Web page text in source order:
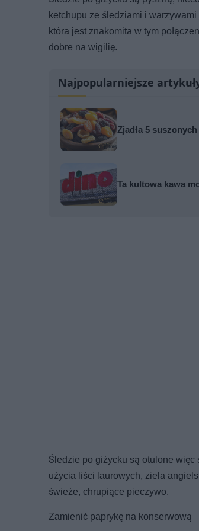
ketchupu ze śledziami i
która jest znakomita w tym
dobre na wigilię.
Najpopularniejsze
Zjadła 5
Ta kultowa kawa
Śledzie po giżycku są otulone więc
użycia liści laurowych, ziela
świeże, chrupiące pieczywo.
Zamienić paprykę na konserwową